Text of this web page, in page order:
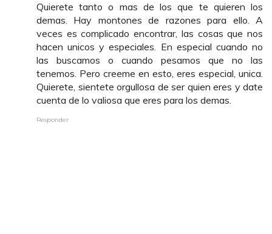
Quierete tanto o mas de los que te quieren los
demas. Hay montones de razones para ello. A
veces es complicado encontrar, las cosas que nos
hacen unicos y especiales. En especial cuando no
las buscamos o cuando pesamos que no las
tenemos. Pero creeme en esto, eres especial, unica.
Quierete, sientete orgullosa de ser quien eres y date
cuenta de lo valiosa que eres para los demas.
Responder